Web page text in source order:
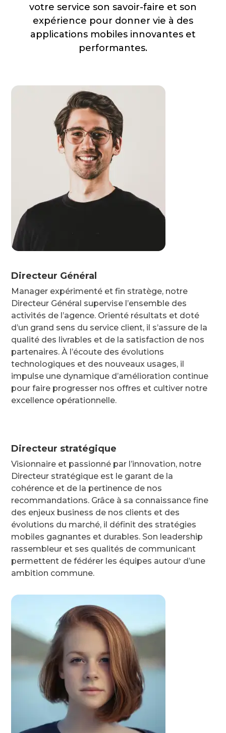
votre service son savoir-faire et son
expérience pour donner vie à des
applications mobiles innovantes et
performantes.
Directeur Général
Manager expérimenté et fin stratège, notre
Directeur Général supervise l’ensemble des
activités de l’agence. Orienté résultats et doté
d’un grand sens du service client, il s’assure de la
qualité des livrables et de la satisfaction de nos
partenaires. À l’écoute des évolutions
technologiques et des nouveaux usages, il
impulse une dynamique d’amélioration continue
pour faire progresser nos offres et cultiver notre
excellence opérationnelle.
Directeur stratégique
Visionnaire et passionné par l’innovation, notre
Directeur stratégique est le garant de la
cohérence et de la pertinence de nos
recommandations. Grâce à sa connaissance fine
des enjeux business de nos clients et des
évolutions du marché, il définit des stratégies
mobiles gagnantes et durables. Son leadership
rassembleur et ses qualités de communicant
permettent de fédérer les équipes autour d’une
ambition commune.